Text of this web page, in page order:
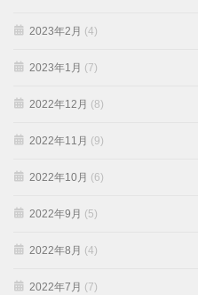
2023年2月 (4)
2023年1月 (7)
2022年12月 (8)
2022年11月 (9)
2022年10月 (6)
2022年9月 (5)
2022年8月 (4)
2022年7月 (7)